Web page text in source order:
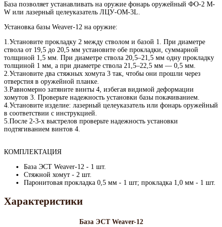
База позволяет устанавливать на оружие фонарь оружейный ФО-2 М-
W или лазерный целеуказатель ЛЦУ-ОМ-3L.
Установка базы Weaver-12 на оружие:
1.Установите прокладку 2 между стволом и базой 1. При диаметре
ствола от 19,5 до 20,5 мм установите обе прокладки, суммарной
толщиной 1,5 мм. При диаметре ствола 20,5–21,5 мм одну прокладку
толщиной 1 мм, а при диаметре ствола 21,5–22,5 мм — 0,5 мм.
2.Установите два стяжных хомута 3 так, чтобы они прошли через
отверстия в оружейной планке.
3.Равномерно затяните винты 4, избегая видимой деформации
хомутов 3. Проверьте надежность установки базы покачиванием.
4.Установите изделие: лазерный целеуказатель или фонарь оружейный
в соответствии с инструкцией.
5.После 2-3-х выстрелов проверьте надежность установки
подтягиванием винтов 4.
КОМПЛЕКТАЦИЯ
База ЭСТ Weaver-12 - 1 шт.
Стяжной хомут - 2 шт.
Паронитовая прокладка 0,5 мм - 1 шт; прокладка 1,0 мм - 1 шт.
Характеристики
База ЭСТ Weaver-12